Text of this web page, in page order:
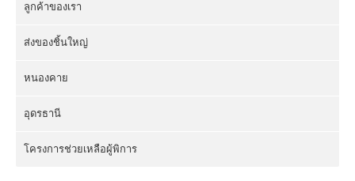
ลูกค้าของเรา
ส่งของชิ้นใหญ่
หนองคาย
อุดรธานี
โครงการช่วยเหลือผู้พิการ